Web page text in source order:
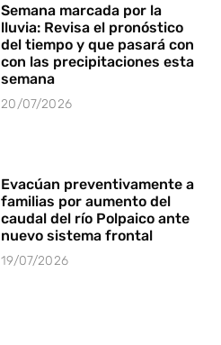
Semana marcada por la
lluvia: Revisa el pronóstico
del tiempo y que pasará con
con las precipitaciones esta
semana
20/07/2026
Evacúan preventivamente a
familias por aumento del
caudal del río Polpaico ante
nuevo sistema frontal
19/07/2026